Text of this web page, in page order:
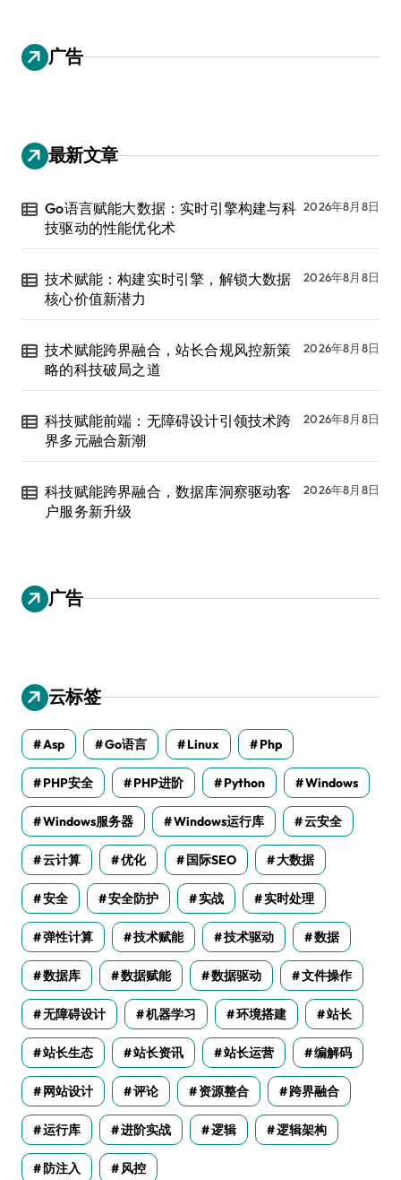
广告
最新文章
Go语言赋能大数据：实时引擎构建与科
技驱动的性能优化术
2026年8月8日
技术赋能：构建实时引擎，解锁大数据
核心价值新潜力
2026年8月8日
技术赋能跨界融合，站长合规风控新策
略的科技破局之道
2026年8月8日
科技赋能前端：无障碍设计引领技术跨
界多元融合新潮
2026年8月8日
科技赋能跨界融合，数据库洞察驱动客
户服务新升级
2026年8月8日
广告
云标签
Asp Go语言 Linux Php
PHP安全 PHP进阶 Python Windows
Windows服务器 Windows运行库 云安全
云计算 优化 国际SEO 大数据
安全 安全防护 实战 实时处理
弹性计算 技术赋能 技术驱动 数据
数据库 数据赋能 数据驱动 文件操作
无障碍设计 机器学习 环境搭建 站长
站长生态 站长资讯 站长运营 编解码
网站设计 评论 资源整合 跨界融合
运行库 进阶实战 逻辑 逻辑架构
防注入 风控